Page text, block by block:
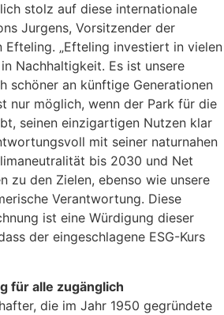
stolz auf diese internationale
Jurgens, Vorsitzender der
Efteling. „Efteling investiert in vielen
Nachhaltigkeit. Es ist unsere
schöner an künftige Generationen
nur möglich, wenn der Park für die
seinen einzigartigen Nutzen klar
mit seiner naturnahen
bis 2030 und Net
zu den Zielen, ebenso wie unsere
Verantwortung. Diese
ist eine Würdigung dieser
der eingeschlagene ESG-Kurs
für alle zugänglich
die im Jahr 1950 gegründete